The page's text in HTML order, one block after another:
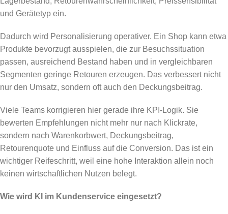
und Gerätetyp ein.
Dadurch wird Personalisierung operativer. Ein Shop kann etwa
Produkte bevorzugt ausspielen, die zur Besuchssituation
passen, ausreichend Bestand haben und in vergleichbaren
Segmenten geringe Retouren erzeugen. Das verbessert nicht
nur den Umsatz, sondern oft auch den Deckungsbeitrag.
Viele Teams korrigieren hier gerade ihre KPI-Logik. Sie
bewerten Empfehlungen nicht mehr nur nach Klickrate,
sondern nach Warenkorbwert, Deckungsbeitrag,
Retourenquote und Einfluss auf die Conversion. Das ist ein
wichtiger Reifeschritt, weil eine hohe Interaktion allein noch
keinen wirtschaftlichen Nutzen belegt.
Wie wird KI im Kundenservice eingesetzt?